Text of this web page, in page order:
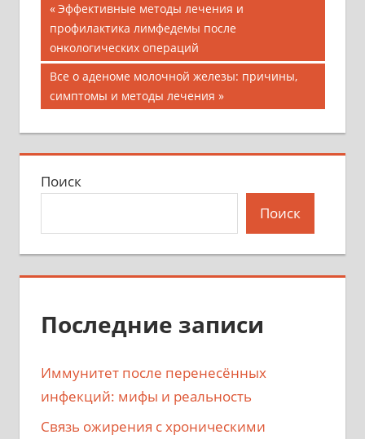
Навигация
по
записям
Предыдущая
запись;
Эффективные методы лечения и
профилактика лимфедемы после
онкологических операций
Следующая
запись:
Все о аденоме молочной железы: причины,
симптомы и методы лечения
Поиск
Поиск
Последние записи
Иммунитет после перенесённых
инфекций: мифы и реальность
Связь ожирения с хроническими